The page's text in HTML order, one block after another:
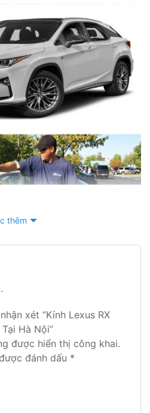
thế nó đi nhưng không biết
Hà Nội. Donoithatoto.net
,kính chắn gió
ô tô.
thêm
xét “Kính Lexus RX
Hà Nội”
được hiển thị công khai.
đánh dấu *